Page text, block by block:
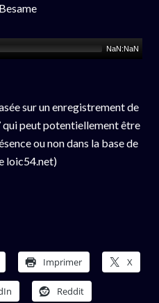
NaN:NaN
sur un enregistrement de
peut potentiellement être
ou non dans la base de
loic54.net)
Imprimer X
Reddit